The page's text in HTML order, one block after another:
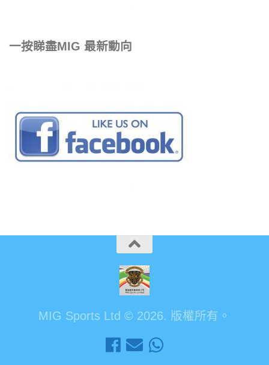
一按睇盡MIG 最新動向
MIG Sports Ltd © 2026. 版權所有。